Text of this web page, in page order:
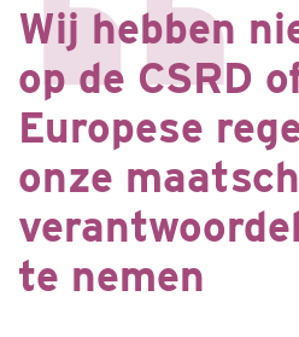
Wij hebben
op de CSRD
Europese
onze
te nemen